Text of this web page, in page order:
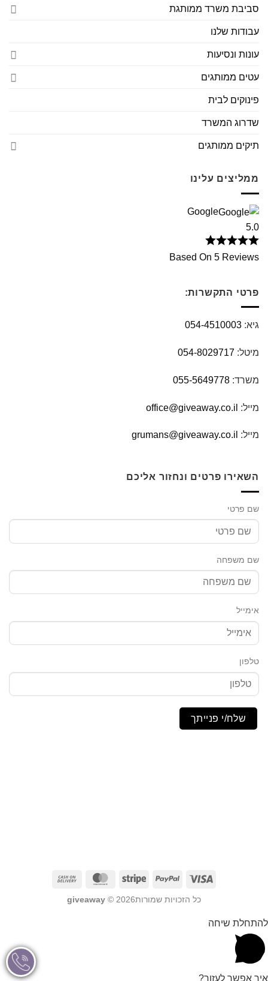
סביבת משרד ממותגת
עבודות שלנו
עונות ונסיעות
עטים ממותגים
פינוקים לבית
שדרוג המשרד
תיקים ממותגים
ממליצים עלינו
Google
5.0
Based On 5 Reviews
פרטי התקשרות:
גיא: 054-4510003
מיטל: 054-8029717
משרד: 055-5649778
מייל: office@giveaway.co.il
מייל: grumans@giveaway.co.il
השאירו פרטים ונחזור אליכם
שם פרטי
שם משפחה
אימייל
טלפון
שלח/י פנייתך
כל הזכויות שמורות2026 © giveaway
להתחלת שיחה
איך אפשר לעזור?